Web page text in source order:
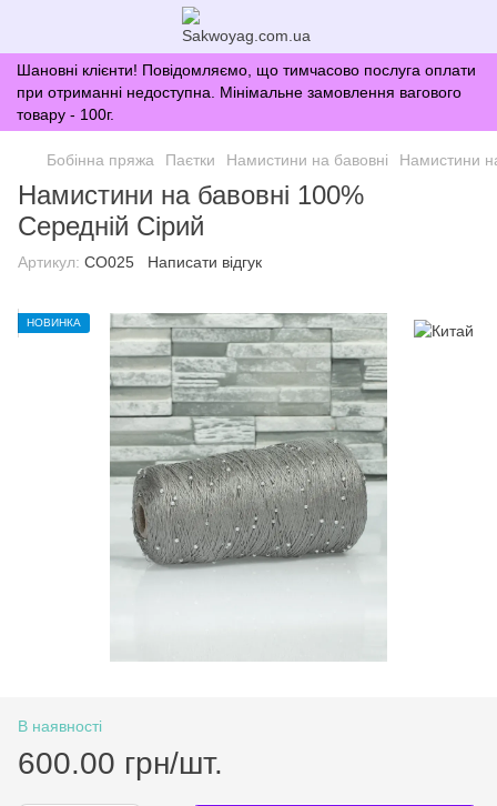
Шановні клієнти! Повідомляємо, що тимчасово послуга оплати
при отриманні недоступна. Мінімальне замовлення вагового
товару - 100г.
Бобінна пряжа Паєтки Намистини на бавовні Намистини
Намистини на бавовні 100%
Середній Сірий
Артикул: CO025 Написати відгук
НОВИНКА
В наявності
600.00 грн/шт.